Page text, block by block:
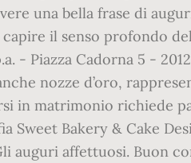
una bella frase di
il senso profondo
- Piazza Cadorna 5 -
nozze d’oro,
in matrimonio richiede
Bakery & Cake
affettuosi. Buon